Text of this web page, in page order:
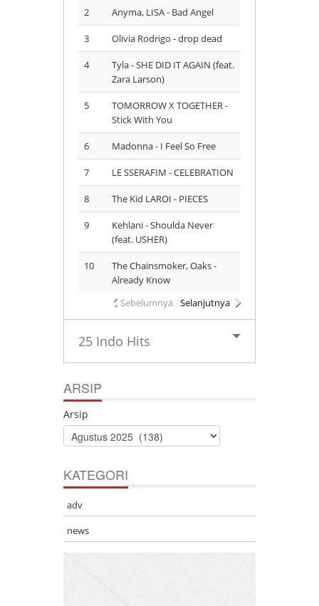
2 Anyma, LISA - Bad Angel
3 Olivia Rodrigo - drop dead
4
Tyla - SHE DID IT AGAIN (feat.
Zara Larson)
5
TOMORROW X TOGETHER -
Stick With You
6 Madonna - I Feel So Free
7 LE SSERAFIM - CELEBRATION
8 The Kid LAROI - PIECES
9
Kehlani - Shoulda Never
(feat. USHER)
10
The Chainsmoker, Oaks -
Already Know
Sebelumnya
Selanjutnya
25 Indo Hits
ARSIP
Arsip
KATEGORI
adv
news